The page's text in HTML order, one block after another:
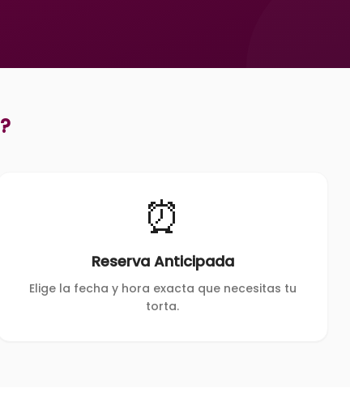
?
⏰
Reserva Anticipada
Elige la fecha y hora exacta que necesitas tu
torta.